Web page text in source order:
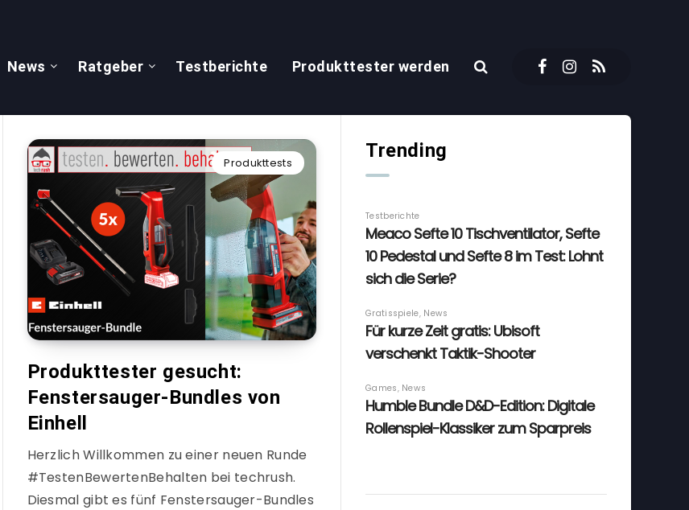
News Ratgeber Testberichte Produkttester werden
Produkttests
Produkttester gesucht:
Fenstersauger-Bundles von
Einhell
Herzlich Willkommen zu einer neuen Runde
#TestenBewertenBehalten bei techrush.
Diesmal gibt es fünf Fenstersauger-Bundles
Trending